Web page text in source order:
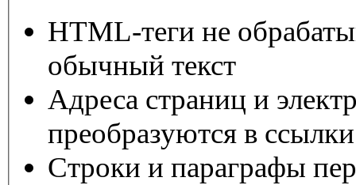
HTML-теги не
обычный текст
Адреса страниц и
преобразуются в
Строки и параграфы